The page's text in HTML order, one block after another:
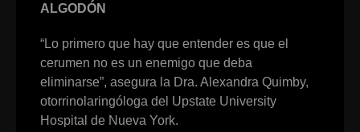
ALGODÓN
“Lo primero que hay que entender es que el
cerumen no es un enemigo que deba
eliminarse”, asegura la Dra. Alexandra Quimby,
otorrinolaringóloga del Upstate University
Hospital de Nueva York.